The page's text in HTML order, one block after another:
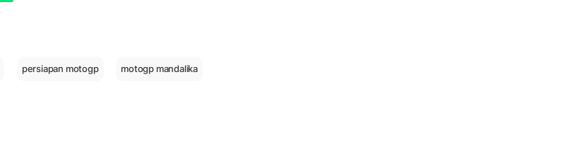
persiapan motogp motogp mandalika